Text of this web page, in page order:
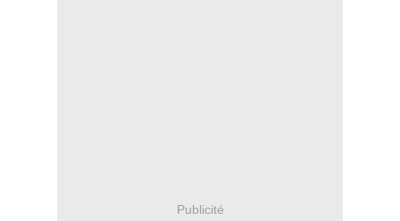
Publicité